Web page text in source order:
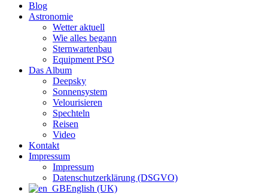
Blog
Astronomie
Wetter aktuell
Wie alles begann
Sternwartenbau
Equipment PSO
Das Album
Deepsky
Sonnensystem
Velourisieren
Spechteln
Reisen
Video
Kontakt
Impressum
Impressum
Datenschutzerklärung (DSGVO)
English (UK)